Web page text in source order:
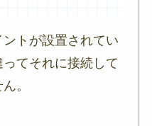
トが設置されてい
てそれに接続して
。